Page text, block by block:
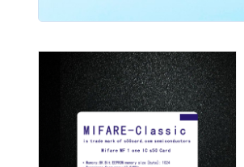
流量开关
06,西德FR11.CC|热导式流量开关|可